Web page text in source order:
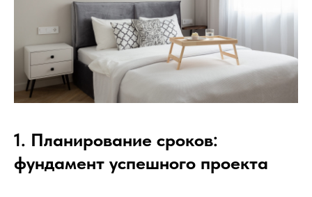
1. Планирование сроков:
фундамент успешного проекта